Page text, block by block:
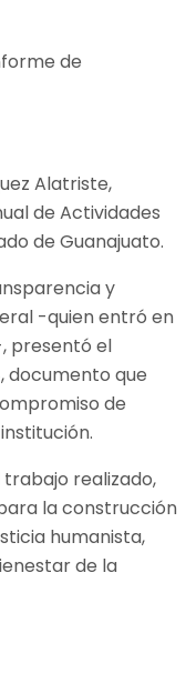
Alatriste,
de Actividades
de Guanajuato.
y
-quien entró en
presentó el
documento que
de
realizado,
la construcción
humanista,
de la